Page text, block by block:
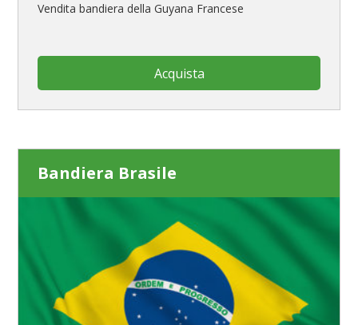
Vendita bandiera della Guyana Francese
Acquista
Bandiera Brasile